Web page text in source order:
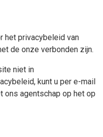
het privacybeleid van
de onze verbonden zijn.
niet in
kunt u per e-mail
ons agentschap op het op